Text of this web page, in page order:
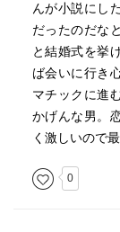
んが小説にし
だったのだな
と結婚式を挙
ば会いに行き
マチックに進
かげんな男。
く激しいので
0